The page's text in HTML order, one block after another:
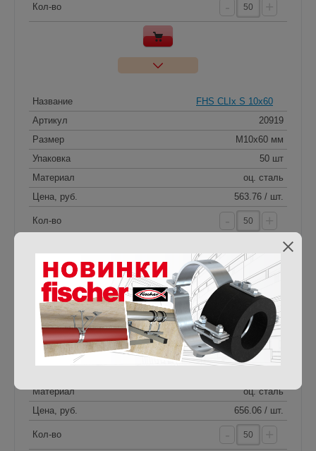
Кол-во
Название
FHS CLIx S 10x60
Артикул
20919
Размер
M10х60 мм
Упаковка
50 шт
Материал
оц. сталь
Цена, руб.
563.76 / шт.
Кол-во
Название
FHS CLIx S 12x30
Артикул
20969
Размер
M12х30 мм
Материал
оц. сталь
Цена, руб.
656.06 / шт.
Кол-во